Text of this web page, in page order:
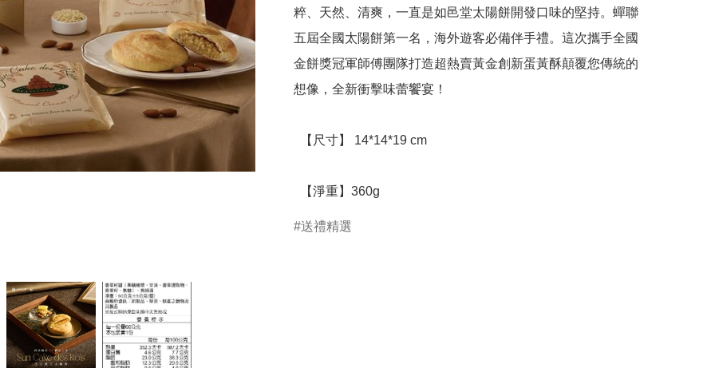
粹、天然、清爽，一直是如邑堂太陽餅開發口味的堅持。蟬聯
五屆全國太陽餅第一名，海外遊客必備伴手禮。這次攜手全國
金餅獎冠軍師傅團隊打造超熱賣黃金創新蛋黃酥顛覆您傳統的
想像，全新衝擊味蕾饗宴！
  【淨重】360g
送禮精選